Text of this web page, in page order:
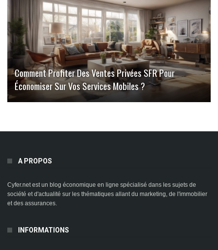
Comment Profiter Des Ventes Privées SFR Pour
Économiser Sur Vos Services Mobiles ?
A PROPOS
Cyfer.net est un blog économique en ligne spécialisé dans les sujets de
société et d'actualité sur les thématiques allant du marketing, de l'immobilier
et des assurances.
INFORMATIONS